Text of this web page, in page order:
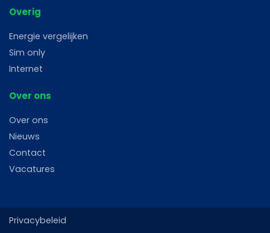
Overig
Energie vergelijken
Sim only
Internet
Over ons
Over ons
Nieuws
Contact
Vacatures
Privacybeleid